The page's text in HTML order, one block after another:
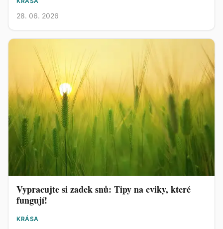
28. 06. 2026
Vypracujte si zadek snů: Tipy na cviky, které
fungují!
KRÁSA